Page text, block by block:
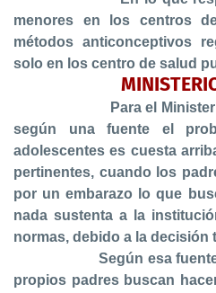
menores en los centros
métodos anticonceptivos
solo en los centro de salud
Para el
según una fuente el
adolescentes es cuesta
pertinentes, cuando los
por un embarazo lo que
nada sustenta a la
normas, debido a la decisión
Según esa fuente se
propios padres buscan